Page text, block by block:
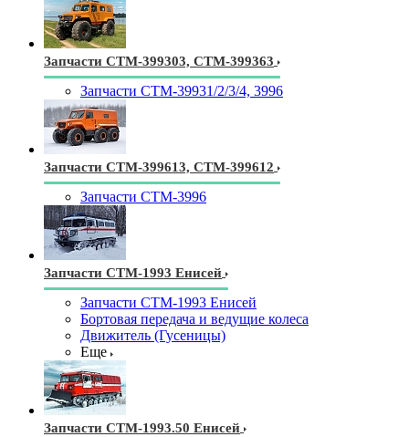
Запчасти СТМ-399303, СТМ-399363
Запчасти СТМ-39931/2/3/4, 3996
Запчасти СТМ-399613, СТМ-399612
Запчасти СТМ-3996
Запчасти СТМ-1993 Енисей
Запчасти СТМ-1993 Енисей
Бортовая передача и ведущие колеса
Движитель (Гусеницы)
Еще
Запчасти СТМ-1993.50 Енисей